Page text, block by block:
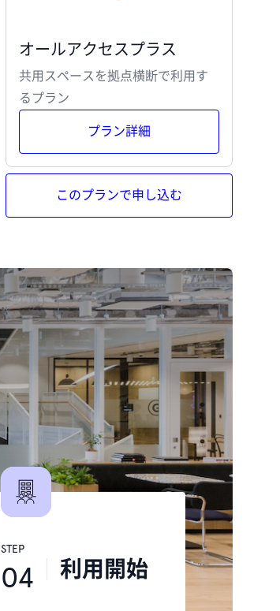
オールアクセスプラス
共用スペースを拠点横断で利用す
るプラン
プラン詳細
このプランで申し込む
STEP
04 利用開始